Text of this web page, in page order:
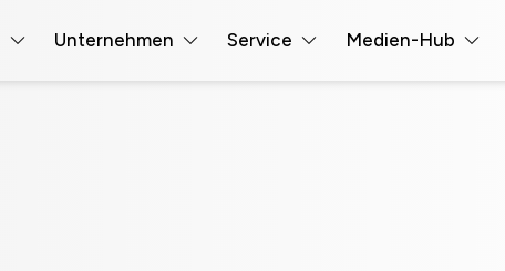
Unternehmen Service Medien-Hub